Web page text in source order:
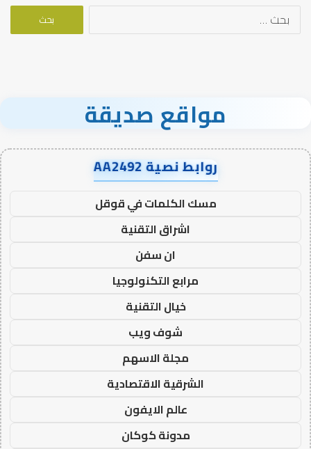
البحث
مواقع صديقة
روابط نصية AA2492
مسك الكلمات في قوقل
اشراق التقنية
ان سفن
مرابع التكنولوجيا
خيال التقنية
شوف ويب
مجلة الاسهم
الشرقية الاقتصادية
عالم الايفون
مدونة كوكان